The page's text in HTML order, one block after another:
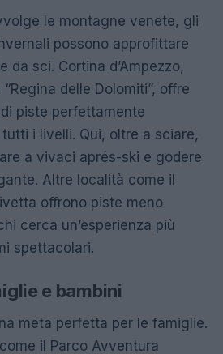
le montagne venete, gli
possono approfittare
da sci. Cortina d’Ampezzo,
delle Dolomiti”, offre
piste perfettamente
i livelli. Qui, oltre a sciare,
a vivaci aprés-ski e godere
Altre località come il
offrono piste meno
cerca un’esperienza più
spettacolari.
e bambini
meta perfetta per le famiglie.
il Parco Avventura